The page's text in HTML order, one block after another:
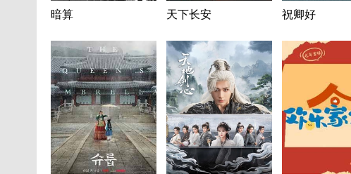
暗算 天下长安 祝卿好